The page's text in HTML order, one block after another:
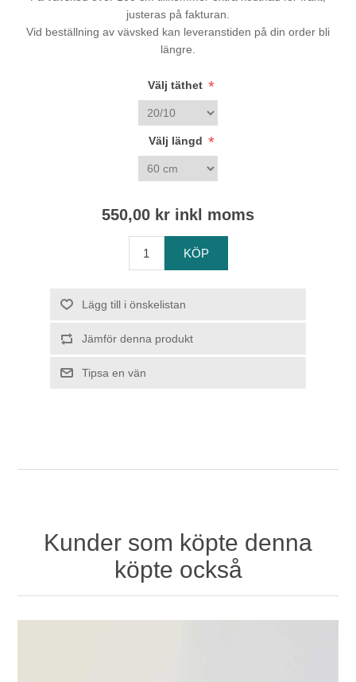
justeras på fakturan.
Vid beställning av vävsked kan leveranstiden på din order bli
längre.
Välj täthet *
Välj längd *
550,00 kr inkl moms
Kunder som köpte denna
köpte också